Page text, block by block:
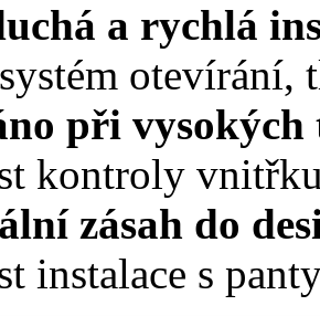
a rychlá
otevírání,
při vysokých
kontroly
zásah do
instalace s